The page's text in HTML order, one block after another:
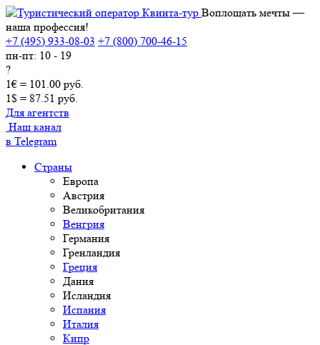
Воплощать мечты —
наша профессия!
+7 (495) 933-08-03 +7 (800) 700-46-15
пн-пт: 10 - 19
?
1€ = 101.00 руб.
1$ = 87.51 руб.
Для агентств
Наш канал
в Telegram
Страны
Европа
Австрия
Великобритания
Венгрия
Германия
Гренландия
Греция
Дания
Исландия
Испания
Италия
Кипр